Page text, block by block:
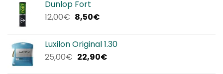
Dunlop Fort
12,00€ Il
era:
12,00€.
8,50€Il
è:
8,50€.
Luxilon Original 1.30
25,00€ Il
22,90€Il